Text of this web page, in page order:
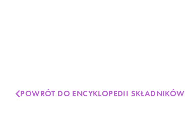
POWRÓT DO ENCYKLOPEDII SKŁADNIKÓW